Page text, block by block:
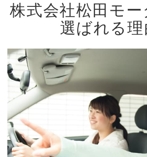
株式会社松田モ
選ばれる理